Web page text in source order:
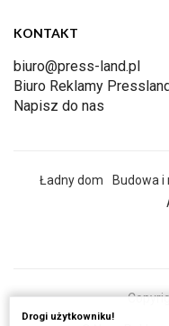
KONTAKT
biuro@press-land.pl
Biuro Reklamy
Napisz do nas
Ładny dom Budowa
Drogi użytkowniku!